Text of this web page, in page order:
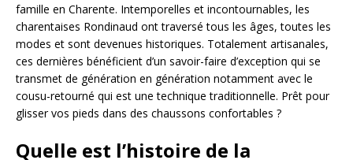
famille en Charente. Intemporelles et incontournables, les
charentaises Rondinaud ont traversé tous les âges, toutes les
modes et sont devenues historiques. Totalement artisanales,
ces dernières bénéficient d’un savoir-faire d’exception qui se
transmet de génération en génération notamment avec le
cousu-retourné qui est une technique traditionnelle. Prêt pour
glisser vos pieds dans des chaussons confortables ?
Quelle est l’histoire de la